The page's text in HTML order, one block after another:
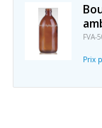
FVA-
Prix